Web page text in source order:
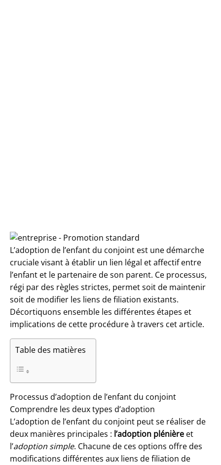
L’adoption de l’enfant du conjoint est une démarche
cruciale visant à établir un lien légal et affectif entre
l’enfant et le partenairede son parent. Ce processus,
régi par des règles strictes, permet soit de maintenir
soit de modifier les liens de filiation existants.
Décortiquons ensemble les différentes étapes et
implications de cette procédure à travers cet article.
Table des matières
Processus d’adoption de l’enfant du conjoint
Comprendre les deux types d’adoption
L’adoption de l’enfant du conjoint peut se réaliser de
deux manières principales : l’adoption plénière et
l’adoption simple. Chacune de ces options offre des
modifications différentes aux liens de filiation de